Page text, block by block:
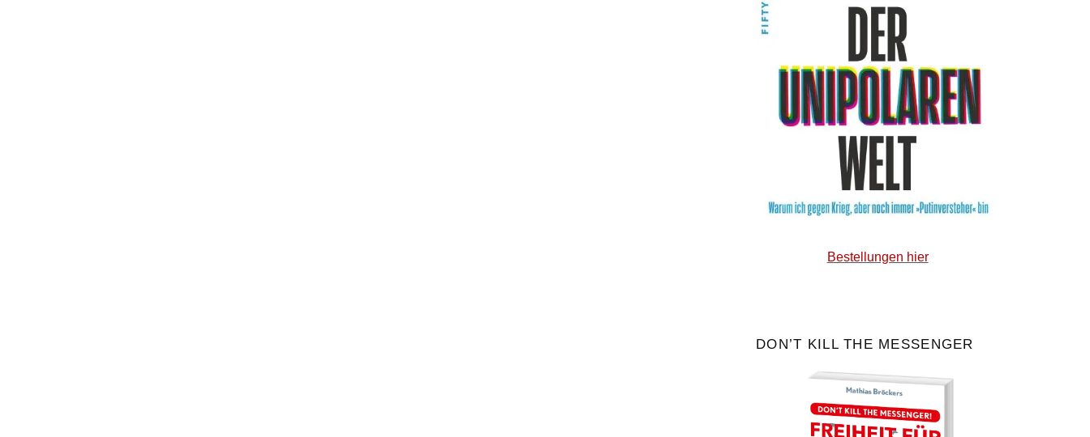
Bestellungen hier
DON’T KILL THE MESSENGER